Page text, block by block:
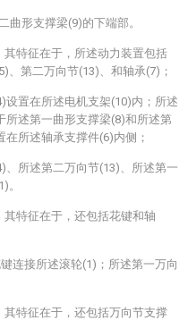
曲形支撑梁(9)的下端部。
特征在于，所述动力装置包括
、第二万向节(13)、和轴承(7)；
置在所述电机支架(10)内；所述
述第一曲形支撑梁(8)和所述第
所述轴承支撑件(6)内侧；
所述第二万向节(13)、所述第一
。
特征在于，还包括花键和轴
连接所述滚轮(1)；所述第一万向
特征在于，还包括万向节支撑